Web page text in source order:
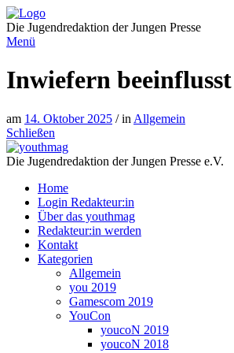
Direkt
zum
Inhalt
Die Jugendredaktion der Jungen Presse
Menü
Inwiefern
am 14. Oktober 2025 / in Allgemein
Schließen
Die Jugendredaktion der Jungen Presse e.V.
Home
Login Redakteur:in
Über das youthmag
Redakteur:in werden
Kontakt
Kategorien
Allgemein
you 2019
Gamescom 2019
YouCon
youcoN 2019
youcoN 2018